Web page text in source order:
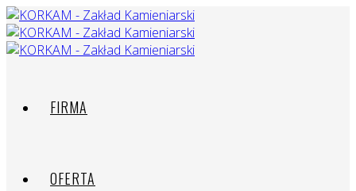
FIRMA
OFERTA